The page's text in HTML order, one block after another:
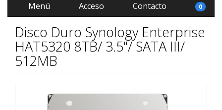
Menú Acceso Contacto 0
Disco Duro Synology Enterprise
HAT5320 8TB/ 3.5"/ SATA III/
512MB